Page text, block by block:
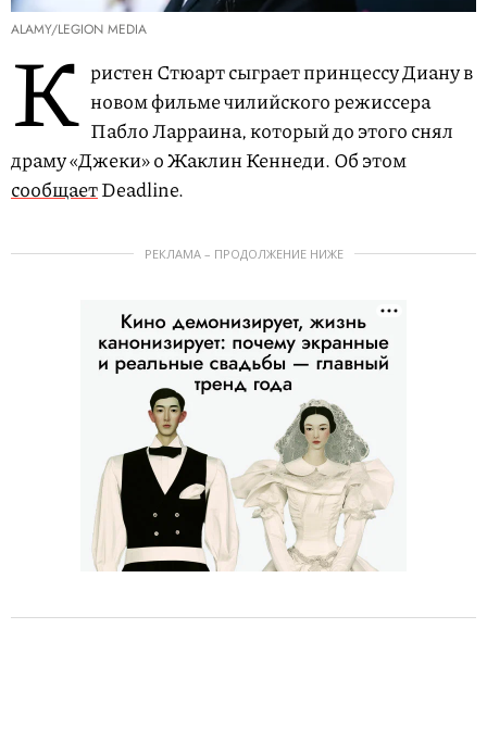
ALAMY/LEGION MEDIA
К ристен Стюарт сыграет принцессу Диану в
новом фильме чилийского режиссера
Пабло Ларраина, который до этого снял
драму «Джеки» о Жаклин Кеннеди. Об этом
сообщаетDeadline.
РЕКЛАМА – ПРОДОЛЖЕНИЕ НИЖЕ